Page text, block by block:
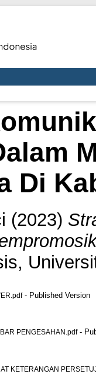
Di
(2023)
- Published Version
PENGESAHAN.pdf-
KETERANGAN